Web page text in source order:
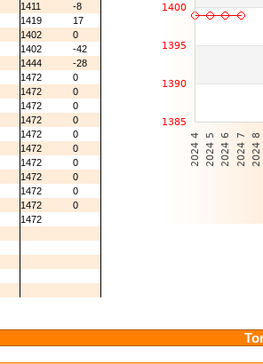
1411
-8
1419
17
1402
0
1402
-42
1444
-28
1472
0
1472
0
1472
0
1472
0
1472
0
1472
0
1472
0
1472
0
1472
0
1472
0
1472